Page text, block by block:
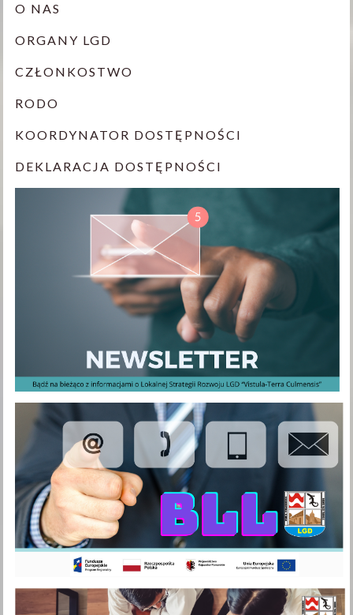
O NAS
ORGANY LGD
CZŁONKOSTWO
RODO
KOORDYNATOR DOSTĘPNOŚCI
DEKLARACJA DOSTĘPNOŚCI